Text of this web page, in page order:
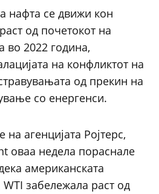
нафта се движи кон
од почетокот на
во 2022 година,
на конфликтот на
од прекин на
со енергенси.
агенцијата Ројтерс,
оваа недела пораснале
американската
забележала раст од